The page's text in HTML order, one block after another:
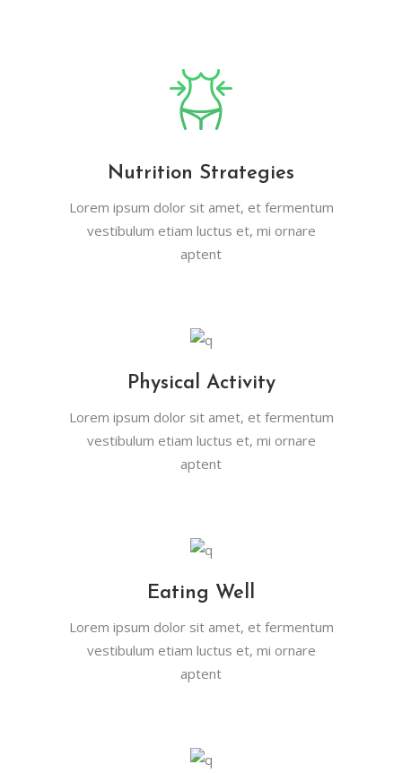
Nutrition Strategies
Lorem ipsum dolor sit amet, et fermentum
vestibulum etiam luctus et, mi ornare
aptent
Physical Activity
Lorem ipsum dolor sit amet, et fermentum
vestibulum etiam luctus et, mi ornare
aptent
Eating Well
Lorem ipsum dolor sit amet, et fermentum
vestibulum etiam luctus et, mi ornare
aptent